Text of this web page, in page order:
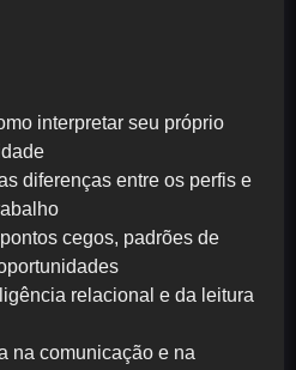
interpretar seu próprio
diferenças entre os perfis e
cegos, padrões de
relacional e da leitura
na comunicação e na